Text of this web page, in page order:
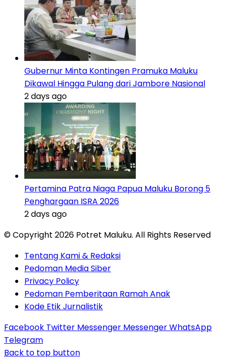
Gubernur Minta Kontingen Pramuka Maluku
Dikawal Hingga Pulang dari Jambore Nasional
2 days ago
Pertamina Patra Niaga Papua Maluku Borong 5
Penghargaan ISRA 2026
2 days ago
© Copyright 2026 Potret Maluku. All Rights Reserved
Tentang Kami & Redaksi
Pedoman Media Siber
Privacy Policy
Pedoman Pemberitaan Ramah Anak
Kode Etik Jurnalistik
Facebook Twitter Messenger MessengerWhatsApp
Telegram
Back to top button